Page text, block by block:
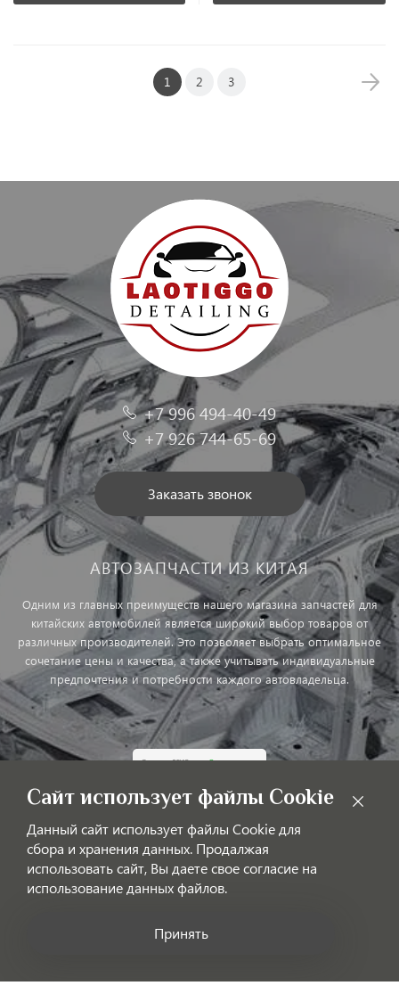
1 2 3
+7 996 494-40-49
+7 926 744-65-69
Заказать звонок
АВТОЗАПЧАСТИ ИЗ КИТАЯ
Одним из главных преимуществ нашего магазина запчастей для
китайских автомобилей является широкий выбор товаров от
различных производителей. Это позволяет выбрать оптимальное
сочетание цены и качества, а также учитывать индивидуальные
предпочтения и потребности каждого автовладельца.
Обработка персональных данных
Публичная оферта
Позвоните нам!
Сайт использует файлы Cookie
Данный сайт использует файлы Cookie для
сбора и хранения данных. Продалжая
использовать сайт, Вы даете свое согласие на
использование данных файлов.
Принять